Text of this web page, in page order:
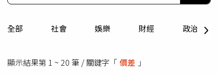
全部 社會 娛樂 財經 政治
顯示結果第 1 ~ 20 筆 / 關鍵字「 價差 」